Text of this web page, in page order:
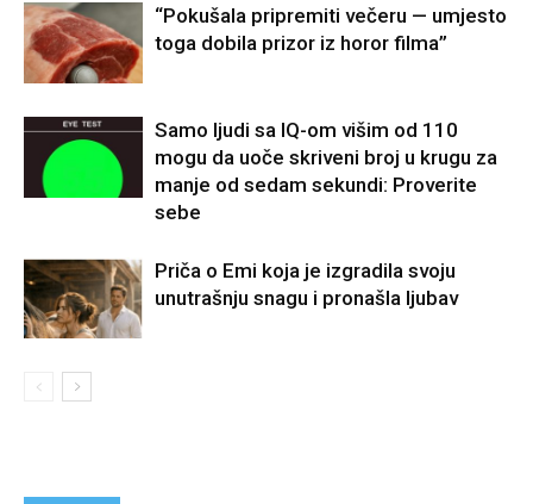
“Pokušala pripremiti večeru — umjesto
toga dobila prizor iz horor filma”
Samo ljudi sa IQ-om višim od 110
mogu da uoče skriveni broj u krugu za
manje od sedam sekundi: Proverite
sebe
Priča o Emi koja je izgradila svoju
unutrašnju snagu i pronašla ljubav